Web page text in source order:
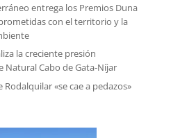
entrega los Premios Duna
con el territorio y la
la creciente presión
Natural Cabo de Gata-Níjar
Rodalquilar «se cae a pedazos»